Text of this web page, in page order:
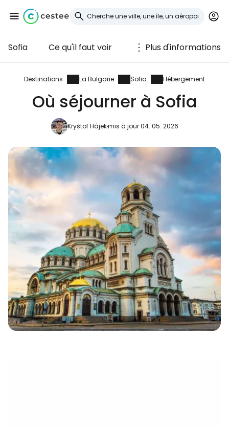
Sofia Ce qu'il faut voir Plus d'informations
Destinations La Bulgarie Sofia Hébergement
Où séjourner à Sofia
Kryštof Hájekmis à jour 04. 05. 2026
Se connecter à
Cestee
... la communauté mondiale des voyageurs
Continuer avec Facebook
Poursuivre avec le courrier
électronique